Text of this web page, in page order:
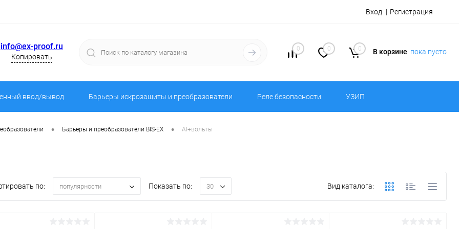
Вход Регистрация
info@ex-proof.ru
Копировать
0 0 0 В корзине пока пусто
ввод/вывод Барьеры искрозащиты и преобразователи Реле безопасности УЗИП
• Барьеры и преобразователи BIS-EX • AI+вольты
по: популярности Показать по: 30 Вид каталога: